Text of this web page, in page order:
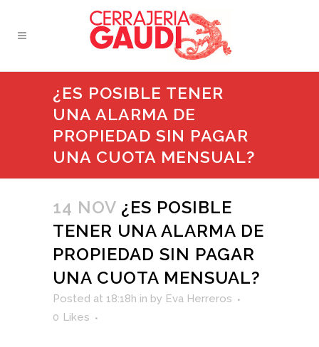
¿ES POSIBLE TENER
UNA ALARMA DE
PROPIEDAD SIN PAGAR
UNA CUOTA MENSUAL?
14 NOV ¿ES POSIBLE
TENER UNA ALARMA DE
PROPIEDAD SIN PAGAR
UNA CUOTA MENSUAL?
Posted at 18:18h in by Eva Herreros
0 Likes